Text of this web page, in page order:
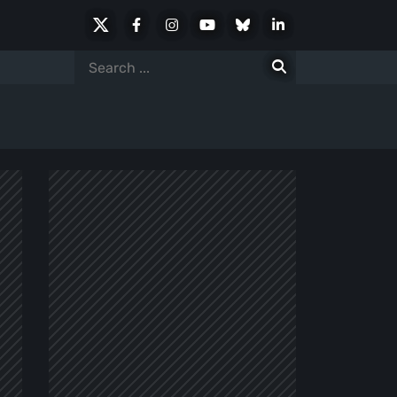
FacebookInstagramYoutubeBlueskyLinkedIn
Search